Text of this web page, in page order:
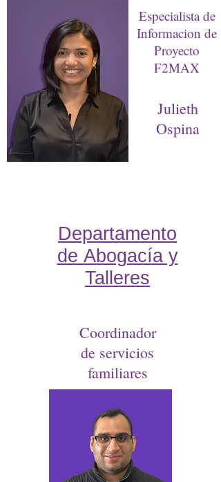
Especialista de
Informacion de
Proyecto
F2MAX
Julieth
Ospina
Departamento
de Abogacía y
Talleres
Coordinador
de servicios
familiares